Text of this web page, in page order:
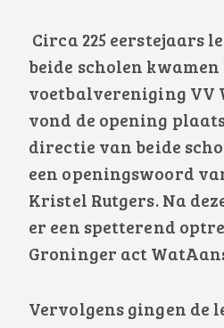
Circa 225 eerstejaars
beide scholen
voetbalvereniging VV
vond de opening
directie van beide
een openingswoord
Kristel Rutgers. Na
er een spetterend
Groninger act
Vervolgens gingen de